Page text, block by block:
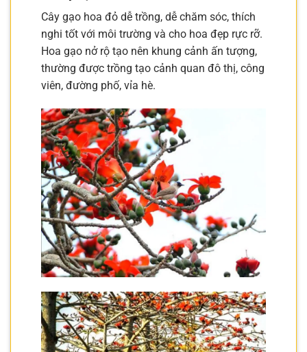
Cây gạo hoa đỏ dễ trồng, dễ chăm sóc, thích
nghi tốt với môi trường và cho hoa đẹp rực rỡ.
Hoa gạo nở rộ tạo nên khung cảnh ấn tượng,
thường được trồng tạo cảnh quan đô thị, công
viên, đường phố, vỉa hè.